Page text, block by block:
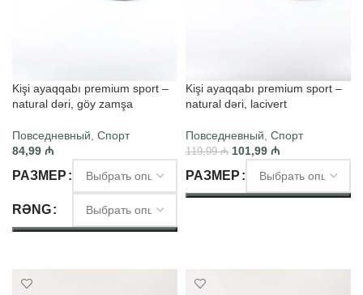
Kişi ayaqqabı premium sport –
natural dəri, göy zamşa
Повседневный Спорт
84,99 ₼
РАЗМЕР
RƏNG
Kişi ayaqqabı premium sport –
natural dəri, lacivert
Повседневный Спорт
119,99₼ 101,99 ₼
РАЗМЕР